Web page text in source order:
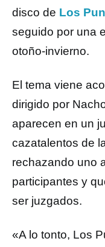
disco de Los
seguido por una
otoño-invierno.
El tema viene
dirigido por
aparecen en un
cazatalentos de
rechazando uno
participantes y
ser juzgados.
«A lo tonto, Los